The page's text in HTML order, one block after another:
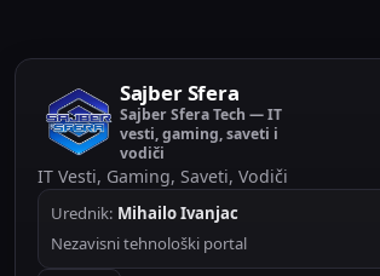
Sajber Sfera
Sajber Sfera Tech — IT
vesti, gaming, saveti i
vodiči
IT Vesti, Gaming, Saveti, Vodiči
Urednik: Mihailo Ivanjac
Nezavisni tehnološki portal